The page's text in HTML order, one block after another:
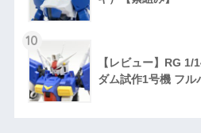
10
【レビュー】RG
ダム試作1号機 フル